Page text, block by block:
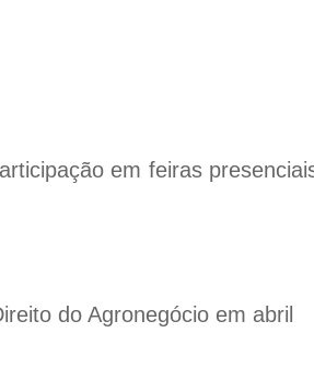
em feiras
do Agronegócio em abril